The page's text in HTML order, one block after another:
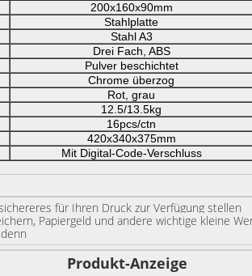
200x160x90mm
Stahlplatte
Stahl A3
Drei Fach, ABS
Pulver beschichtet
Chrome überzog
Rot, grau
12.5/13.5kg
16pcs/ctn
420x340x375mm
Mit Digital-Code-Verschluss
für Ihren Druck zur Verfügung stellen
Papiergeld und andere wichtige kleine
Produkt-Anzeige